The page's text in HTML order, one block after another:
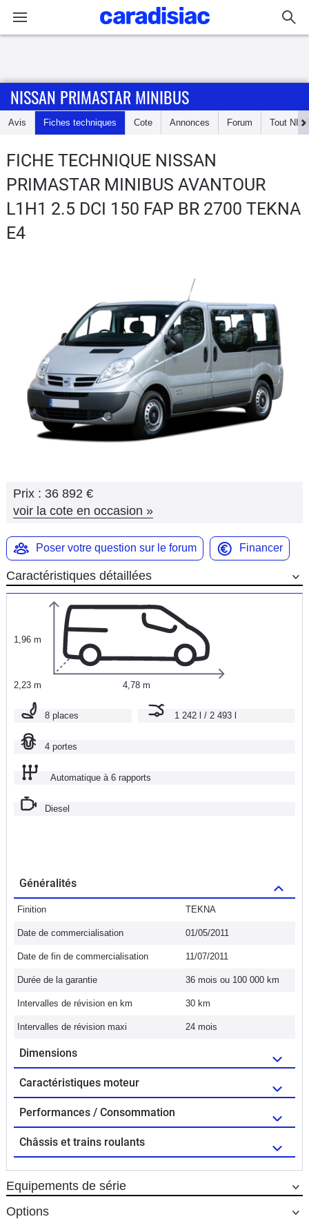
Accueil
Essais
Guide
d'achat
Services
Forum
NISSAN PRIMASTAR MINIBUS
Avis Fiches techniques Cote Annonces Forum Tout
FICHE TECHNIQUE NISSAN
PRIMASTAR MINIBUS AVANTOUR
L1H1 2.5 DCI 150 FAP BR 2700 TEKNA
E4
Prix : 36 892 €
voir la cote en occasion »
Poser votre question sur le forum Financer
Caractéristiques détaillées
1,96 m
2,23 m 4,78 m
8 places 1 242 l / 2 493 l
4 portes
Automatique à 6 rapports
Diesel
Généralités
Finition TEKNA
Date de commercialisation 01/05/2011
Date de fin de commercialisation 11/07/2011
Durée de la garantie 36 mois ou 100 000 km
Intervalles de révision en km 30 km
Intervalles de révision maxi 24 mois
Dimensions
Caractéristiques moteur
Performances / Consommation
Châssis et trains roulants
Equipements de série
Options